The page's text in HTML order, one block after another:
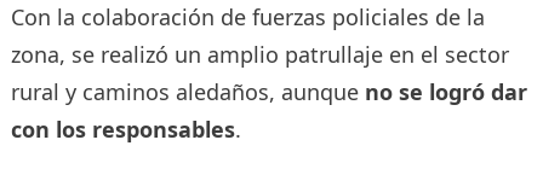
Con la colaboración de fuerzas policiales de la
zona, se realizó un amplio patrullaje en el sector
rural y caminos aledaños, aunque no se logró dar
con los responsables.